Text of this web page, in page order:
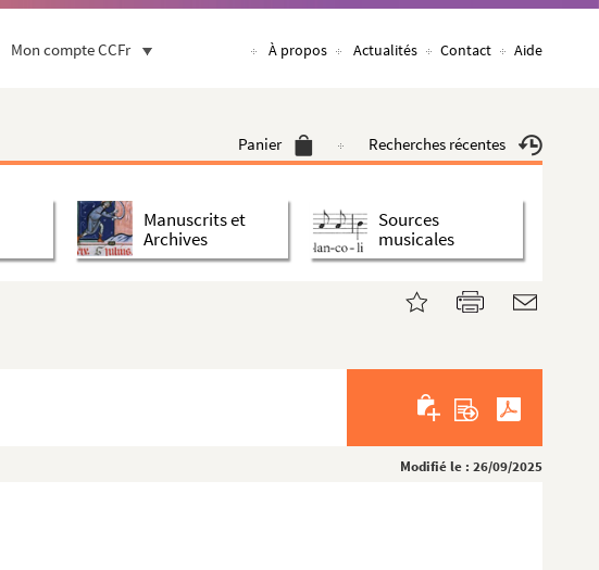
Mon compte CCFr À propos Actualités Contact Aide
Panier Recherches récentes
Manuscrits et
Archives
Sources
musicales
Modifié le : 26/09/2025